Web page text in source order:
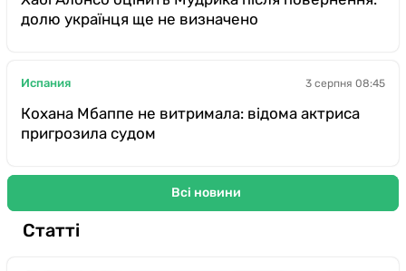
долю українця ще не визначено
Испания 3 серпня 08:45
Кохана Мбаппе не витримала: відома актриса
пригрозила судом
Всі новини
Статті